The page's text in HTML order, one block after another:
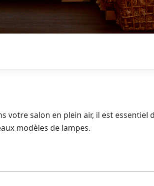
votre salon en plein air, il est
modèles de lampes.